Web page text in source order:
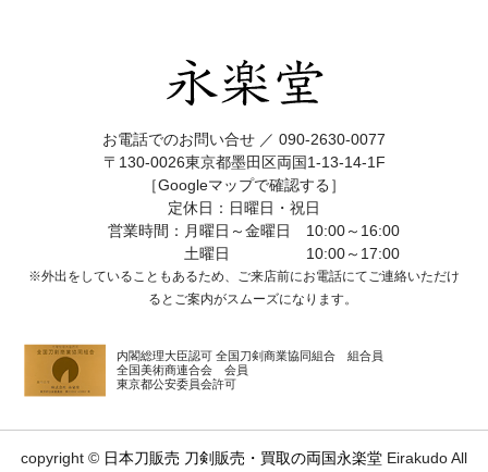
お電話でのお問い合せ ／ 090-2630-0077
〒130-0026東京都墨田区両国1-13-14-1F
［Googleマップで確認する］
定休日：日曜日・祝日
営業時間：月曜日～金曜日 10:00～16:00
土曜日 10:00～17:00
※外出をしていることもあるため、ご来店前にお電話にてご連絡いただけ
ると ご案内がスムーズになります。
内閣総理大臣認可 全国刀剣商業協同組合 組合員
全国美術商連合会 会員
東京都公安委員会許可
copyright © 日本刀販売 刀剣販売・買取の両国永楽堂 Eirakudo All